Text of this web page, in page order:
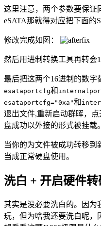
这里注意，两个参数要保证
eSATA那就得对应把下面的
修改完成如图：
然后用进制转换工具再转会
最后把这两个16进制的数字
esataportcfg和
esataportcfg="0xa"和
退出文件,重新启动群晖，点
盘成功以外接的形式被挂载。
当你的为文件被成功转移
当成正常硬盘使用。
洗白 + 开启硬件转
其实是没必要洗白的。因为
玩，但为啥我还要洗白呢，